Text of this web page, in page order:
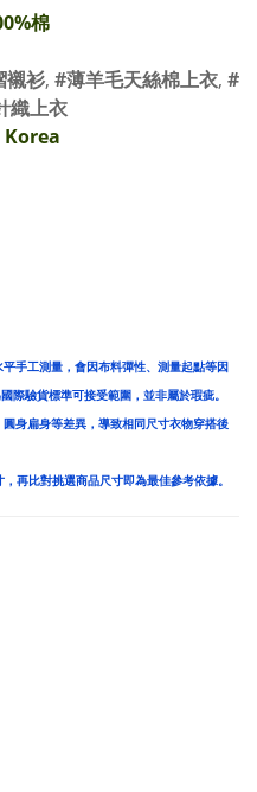
棉
襯衫, #薄羊毛天絲棉上衣, #
織上衣
手工測量，會因布料彈性、測量起點等因
際驗貨標準可接受範圍，並非屬於瑕疵。
身扁身等差異，導致相同尺寸衣物穿搭後
再比對挑選商品尺寸即為最佳參考依據。